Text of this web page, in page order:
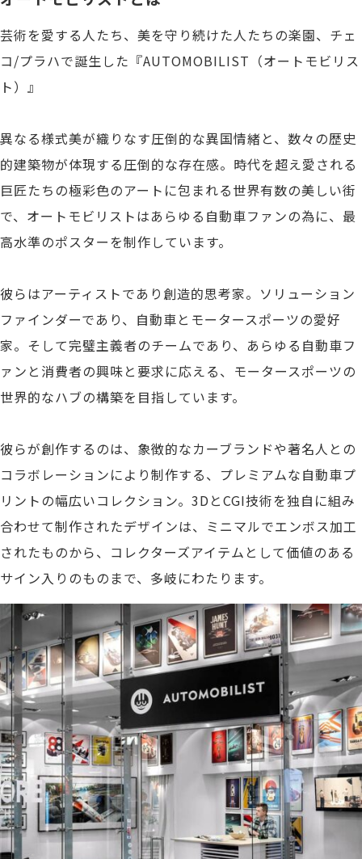
芸術を愛する人たち、美を守り続けた人たちの楽園、チェ
コ/プラハで誕生した『AUTOMOBILIST（オートモビリス
ト）』
異なる様式美が織りなす圧倒的な異国情緒と、数々の歴史
的建築物が体現する圧倒的な存在感。時代を超え愛される
巨匠たちの極彩色のアートに包まれる世界有数の美しい街
で、オートモビリストはあらゆる自動車ファンの為に、最
高水準のポスターを制作しています。
彼らはアーティストであり創造的思考家。ソリューション
ファインダーであり、自動車とモータースポーツの愛好
家。そして完璧主義者のチームであり、あらゆる自動車フ
ァンと消費者の興味と要求に応える、モータースポーツの
世界的なハブの構築を目指しています。
彼らが創作するのは、象徴的なカーブランドや著名人との
コラボレーションにより制作する、プレミアムな自動車プ
リントの幅広いコレクション。3DとCGI技術を独自に組み
合わせて制作されたデザインは、ミニマルでエンボス加工
されたものから、コレクターズアイテムとして価値のある
サイン入りのものまで、多岐にわたります。